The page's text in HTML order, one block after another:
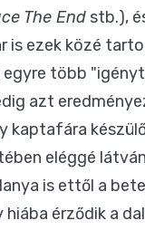
The End stb.),
is ezek közé
egyre több
azt
kaptafára
eléggé
is ettől a
hiába érződik a